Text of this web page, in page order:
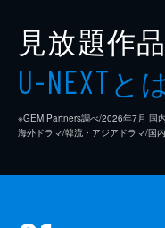
見放題作
U-NEXTと
※GEM Partners調べ/2026年7⽉ 国
海外ドラマ/韓流・アジアドラマ/国